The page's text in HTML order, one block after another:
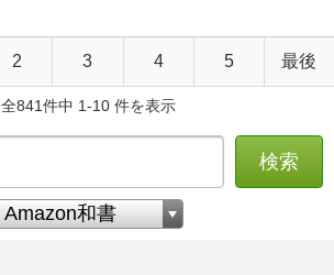
2 3 4 5 最後
全841件中 1-10 件を表示
検索